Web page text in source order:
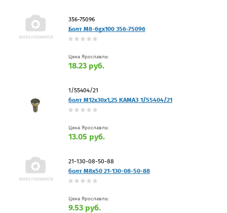
356-75096
Болт М8-6gх100 356-75096
Цена Ярославль:
18.23 руб.
1/55404/21
болт М12х30х1,25 КАМАЗ 1/55404/21
Цена Ярославль:
13.05 руб.
21-130-08-50-88
болт М8х50 21-130-08-50-88
Цена Ярославль:
9.53 руб.